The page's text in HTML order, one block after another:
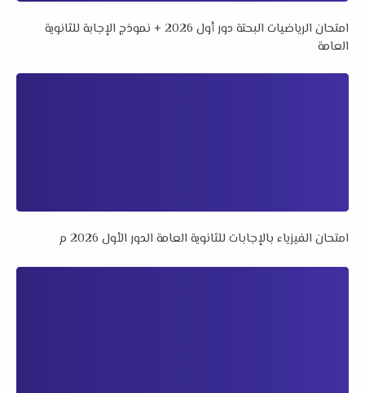
امتحان الرياضيات البحتة دور أول 2026 + نموذج الإجابة للثانوية
العامة
امتحان الفيزياء بالإجابات للثانوية العامة الدور الأول 2026 م